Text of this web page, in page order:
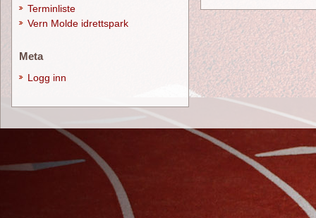
Terminliste
Vern Molde idrettspark
Meta
Logg inn